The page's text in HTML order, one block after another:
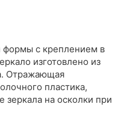
формы с креплением в
изготовлено из
Отражающая
пластика,
на осколки при